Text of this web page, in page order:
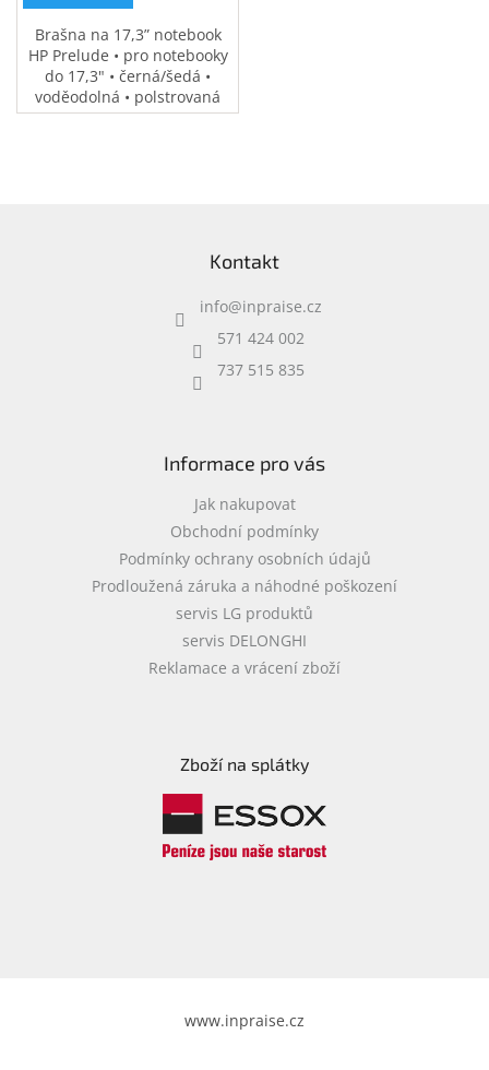
Brašna na 17,3” notebook
HP Prelude • pro notebooky
do 17,3" • černá/šedá •
voděodolná • polstrovaná
přihrádka na notebook •
Kontakt
info@inpraise.cz
571 424 002
737 515 835
Informace pro vás
Jak nakupovat
Obchodní podmínky
Podmínky ochrany osobních údajů
Prodloužená záruka a náhodné poškození
servis LG produktů
servis DELONGHI
Reklamace a vrácení zboží
Zboží na splátky
www.inpraise.cz